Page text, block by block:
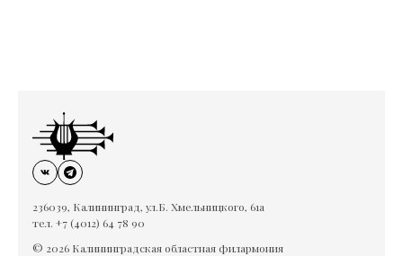
236039, Калининград, ул.Б. Хмельницкого, 61а
тел. +7 (4012) 64 78 90
© 2026 Калининградская областная филармония